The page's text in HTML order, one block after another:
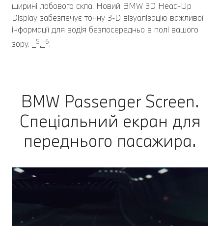
ширині лобового скла. Новий BMW 3D Head-Up
Display забезпечує точну 3-D візуалізацію важливої
інформації для водія безпосередньо в полі вашого
зору. _
5,_ 6.
BMW Passenger Screen.
Спеціальний екран для
переднього пасажира.